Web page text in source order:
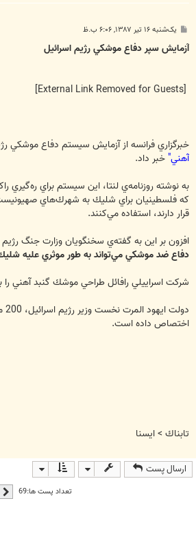
پ
ت
یک‌شنبه ۱۶ تیر ۱۳۸۷, ۶:۰۶ ب.ظ
آزمايش سپر دفاع موشكي رژيم اسرائیل
خبرگزاري فرانسه از آزمايش سيستم دفاع موشكي
آهني" خبر داد.
به نوشته روزنامه‌ي لنتا، اين سيستم براي
كه فلسطينيان براي شليك به شهرك‌هاي
قرار دارند، استفاده مي‌كنند.
افزون بر اين به گفته‌ي سخنگويان وزارت جنگ رژيم
دفاع ضد موشكي مي‌تواند به طور موثري عليه
شركت اسراييلي رافائل طراحي موشك گنبد‌ آهني را
اختصاص داده است.
تابناك > ايسنا
ارسال پست
تعداد پست ها:69 قبلی